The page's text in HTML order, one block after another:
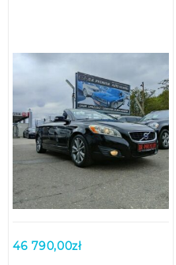
46 790,00zł